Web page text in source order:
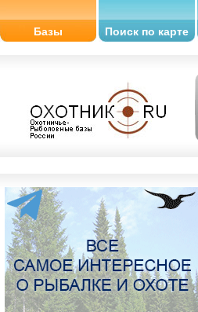
Базы Поиск по карте